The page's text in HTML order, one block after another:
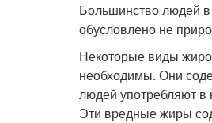
Большинство людей
обусловлено не
Некоторые виды
необходимы. Они
людей употребляют в
Эти вредные жиры